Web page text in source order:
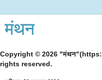
मंथन
Copyright © 2026
rights reserved.